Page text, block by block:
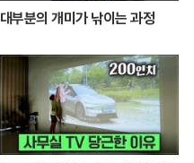
대부분의 개미가 낚이는 과정